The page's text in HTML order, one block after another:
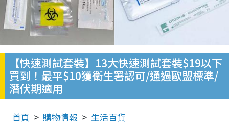
【快速測試套裝】13大快速測試套裝$19以下
買到！最平$10獲衛生署認可/通過歐盟標準/
潛伏期適用
首頁 購物情報 生活百貨